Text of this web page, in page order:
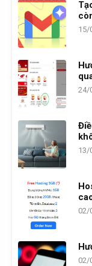
15/
24/
13/
02/
02/